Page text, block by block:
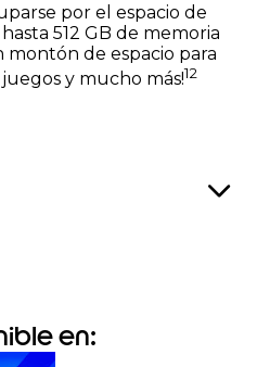
por el espacio de
512 GB de memoria
montón de espacio para
y mucho más!12
en: